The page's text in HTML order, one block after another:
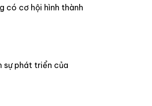
có cơ hội hình thành
sự phát triển của